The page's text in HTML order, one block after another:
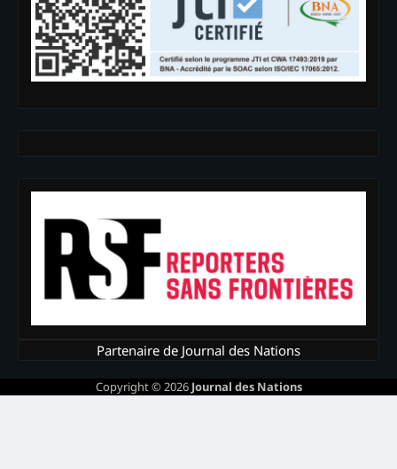
Partenaire de Journal des Nations
Copyright © 2026 Journal des Nations